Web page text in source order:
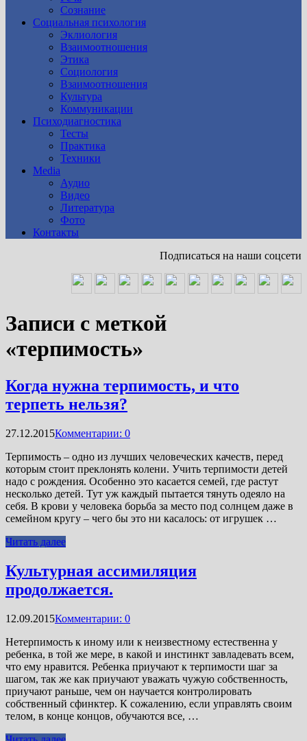
Сознание
Социальная психология
Эклиология
Взаимоотношения
Этика
Социология
Взаимоотношения
Культура
Коммуникации
Психодиагностика
Тесты
Практика
Техники
Media
Аудио
Видео
Литература
Фото
Контакты
Подписаться на наши соцсети
Записи с меткой
«терпимость»
Когда нужна терпимость, и что
терпеть нельзя?
27.12.2015Комментарии: 0
Терпимость – одно из лучших человеческих качеств, перед
которым стоит преклонять колени. Учить терпимости детей
надо с рождения. Особенно это касается семей, где растут
несколько детей. Тут уж каждый пытается тянуть одеяло на
себя. В крови у человека борьба за место под солнцем даже в
семейном кругу – чего бы это ни касалось: от игрушек …
Читать далее
Культурная ассимиляция
продолжается.
12.09.2015Комментарии: 0
Нетерпимость к иному или к неизвестному естественна у
ребенка, в той же мере, в какой и инстинкт завладевать всем,
что ему нравится. Ребенка приучают к терпимости шаг за
шагом, так же как приучают уважать чужую собственность,
приучают раньше, чем он научается контролировать
собственный сфинктер. К сожалению, если управлять своим
телом, в конце концов, обучаются все, …